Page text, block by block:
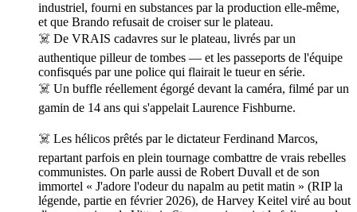
industriel, fourni en substances par la production elle-même,
et que Brando refusait de croiser sur le plateau.
☠️ De VRAIS cadavres sur le plateau, livrés par un
authentique pilleur de tombes — et les passeports de l'équipe
confisqués par une police qui flairait le tueur en série.
☠️ Un buffle réellement égorgé devant la caméra, filmé par un
gamin de 14 ans qui s'appelait Laurence Fishburne.
☠️ Les hélicos prêtés par le dictateur Ferdinand Marcos,
repartant parfois en plein tournage combattre de vrais rebelles
communistes. On parle aussi de Robert Duvall et de son
immortel « J'adore l'odeur du napalm au petit matin » (RIP la
légende, partie en février 2026), de Harvey Keitel viré au bout